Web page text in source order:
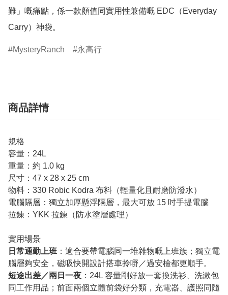
難」嘅痛點，係一款顏值同實用性兼備嘅 EDC（Everyday
Carry）神袋。
MysteryRanch 永高行
商品詳情
規格
容量：24L
重量：約 1.0 kg
尺寸：47 x 28 x 25 cm
物料：330 Robic Kodra 布料（輕量化且耐磨防潑水）
電腦隔層：獨立加厚懸浮隔層，最大可放 15 吋手提電腦
拉鍊：YKK 拉鍊（防水塗層處理）
實用場景
日常通勤上班 ：適合要帶電腦同一堆雜物嘅上班族；獨立電
腦層夠安全，磁吸快開設計搭車拎嘢／過安檢都更順手。
短途出差／兩日一夜 ：24L 容量剛好放一套換洗衫、洗漱包
同工作用品；前面兩個立體前袋好分類，充電器、護照同隨